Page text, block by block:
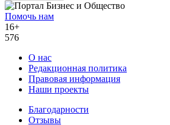
Помочь нам
16+
576
О нас
Редакционная политика
Правовая информация
Наши проекты
Благодарности
Отзывы